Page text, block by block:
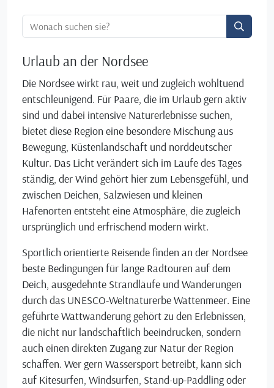
Ortssuche:
Urlaub an der Nordsee
Die Nordsee wirkt rau, weit und zugleich wohltuend
entschleunigend. Für Paare, die im Urlaub gern aktiv
sind und dabei intensive Naturerlebnisse suchen,
bietet diese Region eine besondere Mischung aus
Bewegung, Küstenlandschaft und norddeutscher
Kultur. Das Licht verändert sich im Laufe des Tages
ständig, der Wind gehört hier zum Lebensgefühl, und
zwischen Deichen, Salzwiesen und kleinen
Hafenorten entsteht eine Atmosphäre, die zugleich
ursprünglich und erfrischend modern wirkt.
Sportlich orientierte Reisende finden an der Nordsee
beste Bedingungen für lange Radtouren auf dem
Deich, ausgedehnte Strandläufe und Wanderungen
durch das UNESCO-Weltnaturerbe Wattenmeer. Eine
geführte Wattwanderung gehört zu den Erlebnissen,
die nicht nur landschaftlich beeindrucken, sondern
auch einen direkten Zugang zur Natur der Region
schaffen. Wer gern Wassersport betreibt, kann sich
auf Kitesurfen, Windsurfen, Stand-up-Paddling oder